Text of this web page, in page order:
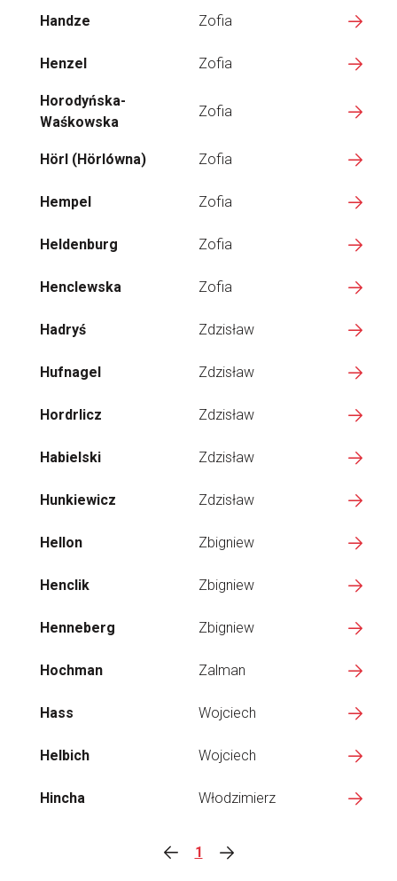
Handze Zofia
Henzel Zofia
Horodyńska-
Waśkowska
Zofia
Hörl (Hörlówna) Zofia
Hempel Zofia
Heldenburg Zofia
Henclewska Zofia
Hadryś Zdzisław
Hufnagel Zdzisław
Hordrlicz Zdzisław
Habielski Zdzisław
Hunkiewicz Zdzisław
Hellon Zbigniew
Henclik Zbigniew
Henneberg Zbigniew
Hochman Zalman
Hass Wojciech
Helbich Wojciech
Hincha Włodzimierz
1